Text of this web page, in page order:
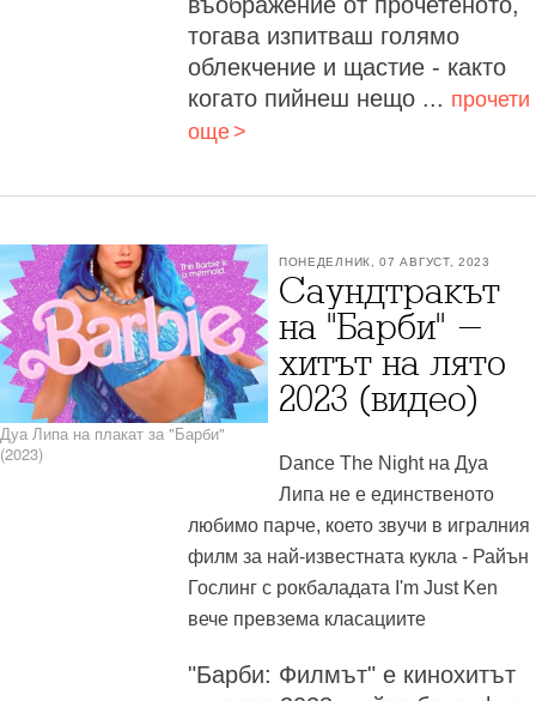
тогава изпитваш голямо
облекчение и щастие - както
когато пийнеш нещо ... прочети
още
ПОНЕДЕЛНИК, 07 АВГУСТ, 2023
Саундтракът
на "Барби" -
хитът на лято
2023 (видео)
Дуа Липа на плакат за "Барби"
(2023)
Dance The Night на Дуа
Липа не е единственото
любимо парче, което звучи в игралния
филм за най-известната кукла - Райън
Гослинг с рокбаладата I'm Just Ken
вече превзема класациите
"Барби: Филмът" е кинохитът